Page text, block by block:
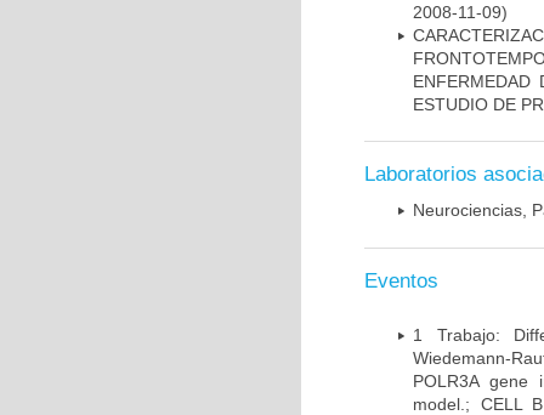
2008-11-09)
ENFERMEDAD
ESTUDIO DE
Laboratorios
Neurociencias,
Eventos
1 Trabajo:
Wiedemann-
POLR3A gene
model.; CELL